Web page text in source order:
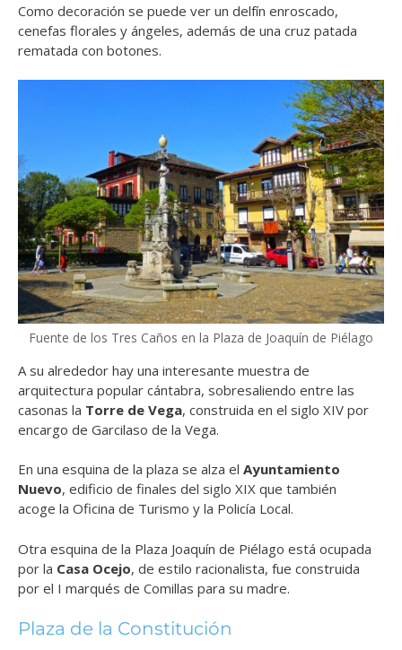
Como decoración se puede ver un delfín enroscado,
cenefas florales y ángeles, además de una cruz patada
rematada con botones.
Fuente de los Tres Caños en la Plaza de Joaquín de Piélago
A su alrededor hay una interesante muestra de
arquitectura popular cántabra, sobresaliendo entre las
casonas la Torre de Vega, construida en el siglo XIV por
encargo de Garcilaso de la Vega.
En una esquina de la plaza se alza el Ayuntamiento
Nuevo, edificio de finales del siglo XIX que también
acoge la Oficina de Turismo y la Policía Local.
Otra esquina de la Plaza Joaquín de Piélago está ocupada
por la Casa Ocejo, de estilo racionalista, fue construida
por el I marqués de Comillas para su madre.
Plaza de la Constitución